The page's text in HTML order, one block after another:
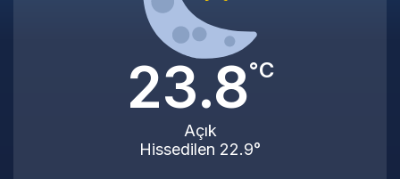
23.8°C
Açık
Hissedilen 22.9°